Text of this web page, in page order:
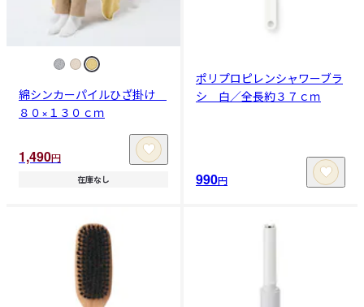
綿シンカーパイルひざ掛け
８０×１３０ｃｍ
1,490円
在庫なし
ポリプロピレンシャワーブラ
シ 白／全長約３７ｃｍ
990円